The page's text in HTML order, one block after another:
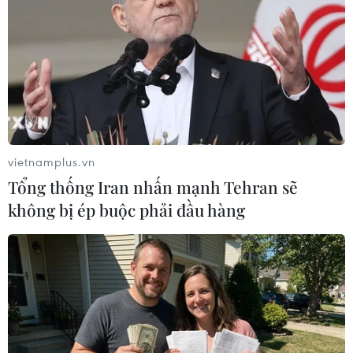
luận phiên họp sáng 16/11.
Tất cả các ý kiến của các vị đại biểu quốc hội
bước đầu được Bộ trưởng Bộ Y tế tiếp thu và giải
trình, trả lời, phạm vi, đối tượng điều chỉnh của
luật… Các ý kiến đều mong muốn luật ban hành
vietnamplus.vn
Tổng thống Iran nhấn mạnh Tehran sẽ
không bị ép buộc phải đầu hàng